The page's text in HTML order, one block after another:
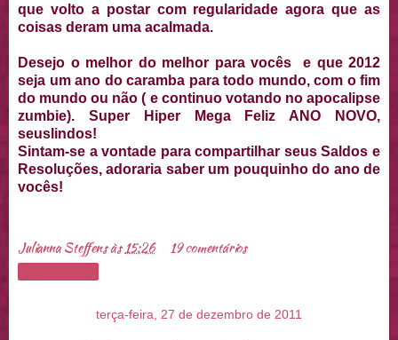
que volto a postar com regularidade agora que as
coisas deram uma acalmada.
Desejo o melhor do melhor para vocês e que 2012
seja um ano do caramba para todo mundo, com o fim
do mundo ou não ( e continuo votando no apocalipse
zumbie). Super Hiper Mega Feliz ANO NOVO,
seuslindos!
Sintam-se a vontade para compartilhar seus Saldos e
Resoluções, adoraria saber um pouquinho do ano de
vocês!
Julianna Steffensàs 15:26 19 comentários
terça-feira, 27 de dezembro de 2011